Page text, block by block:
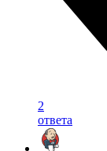
2
ответа